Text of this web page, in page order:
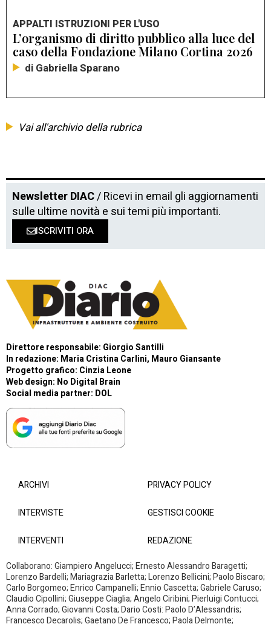
APPALTI ISTRUZIONI PER L'USO
L’organismo di diritto pubblico alla luce del
caso della Fondazione Milano Cortina 2026
di Gabriella Sparano
Vai all'archivio della rubrica
Newsletter DIAC/ Ricevi in email gli aggiornamenti
sulle ultime novità e sui temi più importanti.
ISCRIVITI ORA
Direttore responsabile: Giorgio Santilli
In redazione: Maria Cristina Carlini, Mauro Giansante
Progetto grafico: Cinzia Leone
Web design: No Digital Brain
Social media partner: DOL
ARCHIVI
INTERVISTE
INTERVENTI
PRIVACY POLICY
GESTISCI COOKIE
REDAZIONE
Collaborano: Giampiero Angelucci; Ernesto Alessandro Baragetti;
Lorenzo Bardelli; Mariagrazia Barletta; Lorenzo Bellicini; Paolo Biscaro;
Carlo Borgomeo; Enrico Campanelli; Ennio Cascetta; Gabriele Caruso;
Claudio Cipollini; Giuseppe Ciaglia; Angelo Ciribini; Pierluigi Contucci;
Anna Corrado; Giovanni Costa; Dario Costi: Paolo D’Alessandris;
Francesco Decarolis; Gaetano De Francesco; Paola Delmonte;